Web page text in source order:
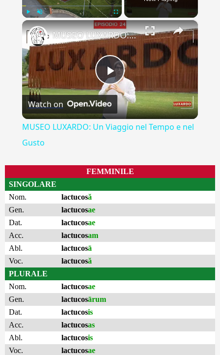
Fullscreen ×
Play
Video
MUSEO LUXARDO: Un Viaggio nel Tempo e nel Gusto
Watch on
MUSEO LUXARDO: Un Viaggio nel Tempo e nel
Gusto
FEMMINILE
SINGOLARE
Nom.
lactucosă
Gen.
lactucosae
Dat.
lactucosae
Acc.
lactucosam
Abl.
lactucosā
Voc.
lactucosă
PLURALE
Nom.
lactucosae
Gen.
lactucosārum
Dat.
lactucosis
Acc.
lactucosas
Abl.
lactucosis
Voc.
lactucosae